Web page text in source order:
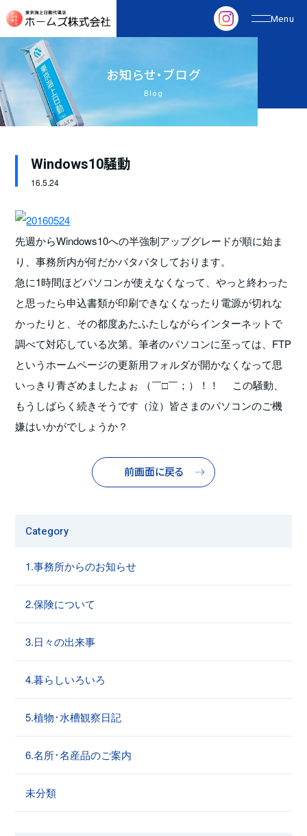
お知らせ・ブログ
Blog
Windows10騒動
16.5.24
先週からWindows10への半強制アップグレードが順に始ま
り、事務所内が何だかバタバタしております。
急に1時間ほどパソコンが使えなくなって、やっと終わった
と思ったら申込書類が印刷できなくなったり電源が切れな
かったりと、その都度あたふたしながらインターネットで
調べて対応している次第。筆者のパソコンに至っては、FTP
というホームページの更新用フォルダが開かなくなって思
いっきり青ざめましたよぉ （￣□￣；）！！ この騒動、
もうしばらく続きそうです（泣）皆さまのパソコンのご機
嫌はいかがでしょうか？
前画面に戻る
Category
1.事務所からのお知らせ
2.保険について
3.日々の出来事
4.暮らしいろいろ
5.植物･水槽観察日記
6.名所･名産品のご案内
未分類